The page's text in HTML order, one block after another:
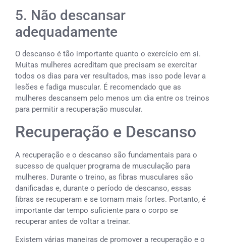
5. Não descansar
adequadamente
O descanso é tão importante quanto o exercício em si.
Muitas mulheres acreditam que precisam se exercitar
todos os dias para ver resultados, mas isso pode levar a
lesões e fadiga muscular. É recomendado que as
mulheres descansem pelo menos um dia entre os treinos
para permitir a recuperação muscular.
Recuperação e Descanso
A recuperação e o descanso são fundamentais para o
sucesso de qualquer programa de musculação para
mulheres. Durante o treino, as fibras musculares são
danificadas e, durante o período de descanso, essas
fibras se recuperam e se tornam mais fortes. Portanto, é
importante dar tempo suficiente para o corpo se
recuperar antes de voltar a treinar.
Existem várias maneiras de promover a recuperação e o